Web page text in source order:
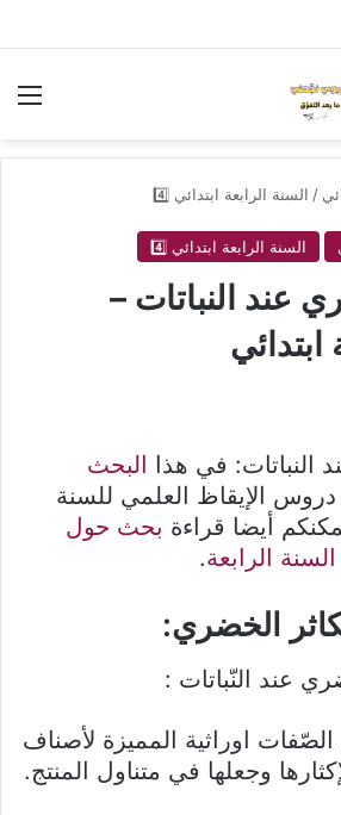
/ السنة الرابعة ابتدائي 4️⃣
السنة الرابعة ابتدائي 4️⃣
عند النباتات –
ابتدائي
النباتات: في هذا البحث
الإيقاظ العلمي للسنة
أيضا قراءة بحث حول
الرابعة.
الخضري:
عند النّباتات :
اوراثية المميزة لأصناف
وجعلها في متناول المنتج.